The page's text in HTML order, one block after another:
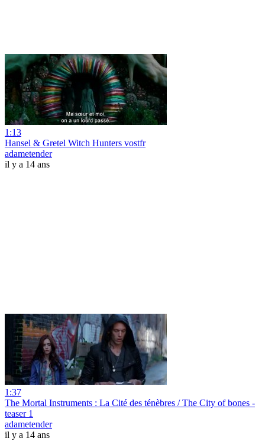
1:13
Hansel & Gretel Witch Hunters vostfr
adametender
il y a 14 ans
1:37
The Mortal Instruments : La Cité des ténèbres / The City of bones -
teaser 1
adametender
il y a 14 ans